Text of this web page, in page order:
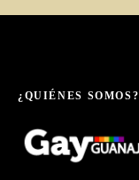
¿QUIÉNES SOMOS?